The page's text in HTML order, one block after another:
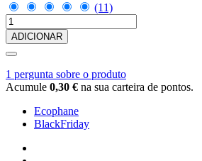
(11)
ADICIONAR
1 pergunta sobre o produto
Acumule 0,30 € na sua carteira de pontos.
Ecophane
BlackFriday